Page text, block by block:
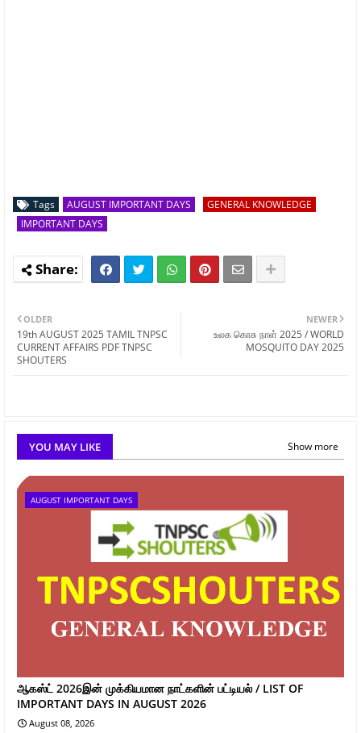
Tags AUGUST IMPORTANT DAYS
GENERAL KNOWLEDGE
IMPORTANT DAYS
NEWER
உலக கொசு நாள் 2025 / WORLD
MOSQUITO DAY 2025
OLDER
19th AUGUST 2025 TAMIL TNPSC
CURRENT AFFAIRS PDF TNPSC
SHOUTERS
YOU MAY LIKE Show more
AUGUST IMPORTANT DAYS
ஆகஸ்ட் 2026இன் முக்கியமான நாட்களின் பட்டியல் / LIST OF
IMPORTANT DAYS IN AUGUST 2026
August 08, 2026